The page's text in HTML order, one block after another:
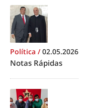
Política /02.05.2026
Notas Rápidas